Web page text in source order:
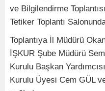
ve Bilgilendirme
Tetiker Toplantı
Toplantıya İl Müdürü
İŞKUR Şube Müdürü
Kurulu Başkan
Kurulu Üyesi Cem GÜL